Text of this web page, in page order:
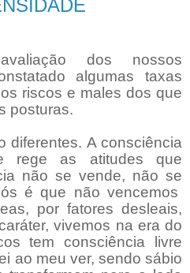
dos nossos
algumas taxas
riscos e males dos que
posturas.
diferentes. A consciência
as atitudes que
não se vende, não se
é que não vencemos
por fatores desleais,
vivemos na era do
tem consciência livre
ao meu ver, sendo sábio